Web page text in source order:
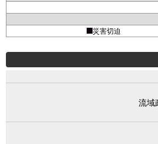
災害切迫
流域